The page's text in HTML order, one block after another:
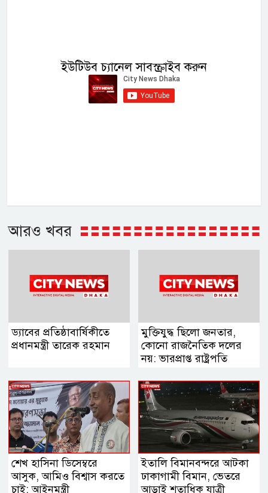
ইউটিউব চ্যানেল সাবস্ক্রাইব করুন
আরও খবর
ড্যাবের প্রতিষ্ঠাবার্ষিকীতে
প্রধানমন্ত্রী তারেক রহমান
মুক্তিযুদ্ধ ছিলো জনতার,
কোনো রাজনৈতিক দলের
নয়: ভারপ্রাপ্ত রাষ্ট্রপতি
শেখ হাসিনা ডিসেম্বরে
আসুক, আমিও বিশ্বাস করতে
চাই: আইনমন্ত্রী
ইতালি বিমানবন্দরে আটকা
ঢাকাগামী বিমান, ভেতরে
আড়াই শতাধিক যাত্রী